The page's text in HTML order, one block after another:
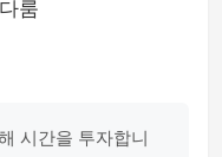
룸
시간을 투자합니